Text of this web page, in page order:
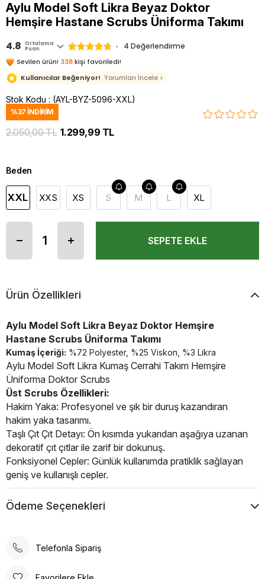
Aylu Model Soft Likra Beyaz Doktor
Hemşire Hastane Scrubs Üniforma Takımı
4.8 Ortalama
Puan 4 Değerlendirme
Sevilen ürün! 338kişi favoriledi!
Kullanıcılar Beğeniyor! Yorumları İncele >
Stok Kodu (AYL-BYZ-5096-XXL)
%37 İNDIRIM
2.050,00 TL 1.299,99 TL
Beden
XXL XXS XS S M L XL
Ürün Özellikleri
Aylu Model Soft Likra Beyaz Doktor Hemşire
Hastane Scrubs Üniforma Takımı
Kumaş İçeriği: %72 Polyester, %25 Viskon, %3 Likra
Aylu Model Soft Likra Kumaş Cerrahi Takım Hemşire
Üniforma Doktor Scrubs
Üst Scrubs Özellikleri:
Hakim Yaka: Profesyonel ve şık bir duruş kazandıran
hakim yaka tasarımı.
Taşlı Çıt Çıt Detayı: Ön kısımda yukarıdan aşağıya uzanan
dekoratif çıt çıtlar ile zarif bir dokunuş.
Fonksiyonel Cepler: Günlük kullanımda pratiklik sağlayan
geniş ve kullanışlı cepler.
Soft Kumaş: Nefes alabilen, esnek ve yüksek kaliteli
kumaş.
Alt Cerrahi Pantolon:
geniş ve derindir.
Arka cüzdan cebi bulunmaktadır.
Lastikli esnek bel bandı sayesinde her bedende rahat
Ödeme Seçenekleri
Telefonla Sipariş